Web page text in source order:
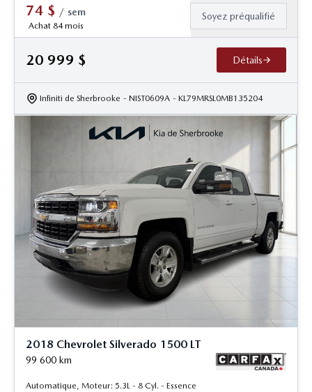
74 $ / sem
Achat 84 mois
Soyez préqualifié
20 999 $ Détails
Infiniti de Sherbrooke - NIST0609A - KL79MRSL0MB135204
2018 Chevrolet Silverado 1500 LT
99 600 km
Automatique, Moteur: 5.3L - 8 Cyl. - Essence